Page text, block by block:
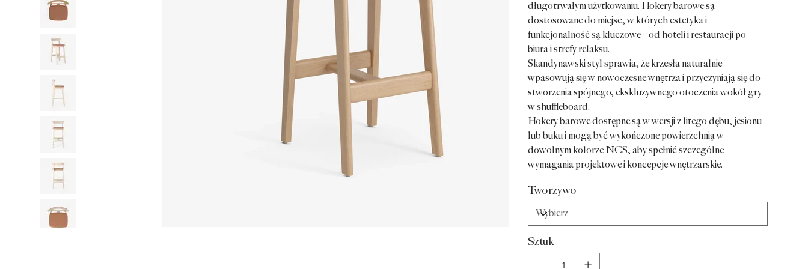
długotrwałym użytkowaniu. Hokery barowe są
dostosowane do miejsc, w których estetyka i
funkcjonalność są kluczowe – od hoteli i restauracji po
biura i strefy relaksu.
Skandynawski styl sprawia, że krzesła naturalnie
wpasowują się w nowoczesne wnętrza i przyczyniają się do
stworzenia spójnego, ekskluzywnego otoczenia wokół gry
w shuffleboard.
Hokery barowe dostępne są w wersji z litego dębu, jesionu
lub buku i mogą być wykończone powierzchnią w
dowolnym kolorze NCS, aby spełnić szczególne
wymagania projektowe i koncepcje wnętrzarskie.
Tworzywo
Sztuk